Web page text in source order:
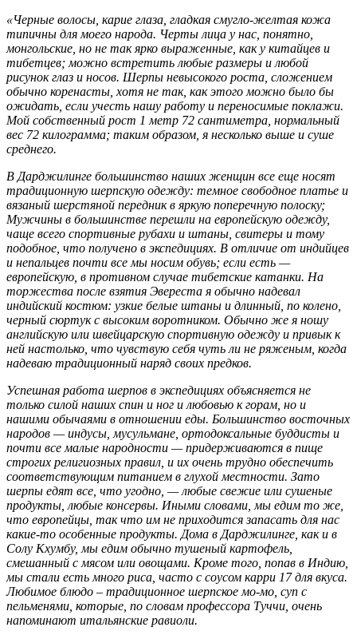
«Черные волосы, карие глаза, гладкая смугло-желтая кожа
типичны для моего народа. Черты лица у нас, понятно,
монгольские, но не так ярко выраженные, как у китайцев и
тибетцев; можно встретить любые размеры и любой
рисунок глаз и носов. Шерпы невысокого роста, сложением
обычно коренасты, хотя не так, как этого можно было бы
ожидать, если учесть нашу работу и переносимые поклажи.
Мой собственный рост 1 метр 72 сантиметра, нормальный
вес 72 килограмма; таким образом, я несколько выше и суше
среднего.
В Дарджилинге большинство наших женщин все еще носят
традиционную шерпскую одежду: темное свободное платье и
вязаный шерстяной передник в яркую поперечную полоску;
Мужчины в большинстве перешли на европейскую одежду,
чаще всего спортивные рубахи и штаны, свитеры и тому
подобное, что получено в экспедициях. В отличие от индийцев
и непальцев почти все мы носим обувь; если есть —
европейскую, в противном случае тибетские катанки. На
торжества после взятия Эвереста я обычно надевал
индийский костюм: узкие белые штаны и длинный, по колено,
черный сюртук с высоким воротником. Обычно же я ношу
английскую или швейцарскую спортивную одежду и привык к
ней настолько, что чувствую себя чуть ли не ряженым, когда
надеваю традиционный наряд своих предков.
Успешная работа шерпов в экспедициях объясняется не
только силой наших спин и ног и любовью к горам, но и
нашими обычаями в отношении еды. Большинство восточных
народов — индусы, мусульмане, ортодоксальные буддисты и
почти все малые народности — придерживаются в пище
строгих религиозных правил, и их очень трудно обеспечить
соответствующим питанием в глухой местности. Зато
шерпы едят все, что угодно, — любые свежие или сушеные
продукты, любые консервы. Иными словами, мы едим то же,
что европейцы, так что им не приходится запасать для нас
какие-то особенные продукты. Дома в Дарджилинге, как и в
Солу Кхумбу, мы едим обычно тушеный картофель,
смешанный с мясом или овощами. Кроме того, попав в Индию,
мы стали есть много риса, часто с соусом карри 17 для вкуса.
Любимое блюдо – традиционное шерпское мо-мо, суп с
пельменями, которые, по словам профессора Туччи, очень
напоминают итальянские равиоли.